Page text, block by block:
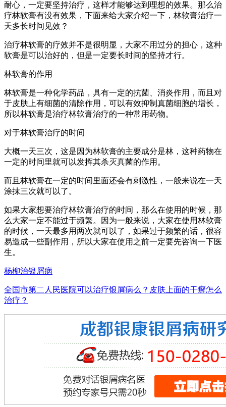
耐心，一定要坚持治疗，这样才能够达到理想的效果。那么治
疗林软膏有没有效果，下面来给大家介绍一下，林软膏治疗一
天多长时间见效？
治疗林软膏的疗效并不是很明显，大家不用过分的担心，这种
软膏是可以治好的，但是一定要长时间的坚持才行。
林软膏的作用
林软膏是一种化学药品，具有一定的抗菌、消炎作用，而且对
于皮肤上有细菌的清除作用，可以有效抑制真菌细胞的增长，
所以林软膏是治疗林软膏治疗的一种常用药物。
对于林软膏治疗的时间
大概一天三次，这是因为林软膏的主要成分是林，这种药物在
一定的时间里就可以发挥其杀灭真菌的作用。
而且林软膏在一定的时间里面还会有刺激性，一般来说在一天
涂抹三次就可以了。
如果大家想要治疗林软膏治疗的时间，那么在使用的时候，那
么大家一定不能过于频繁。因为一般来说，大家在使用林软膏
的时候，一天最多用两次就可以了，如果过于频繁的话，很容
易造成一些副作用，所以大家在使用之前一定要先咨询一下医
生。
杨柳治银屑病
全国市第二人民医院可以治疗银屑病么？皮肤上面的干癣怎么
治疗？